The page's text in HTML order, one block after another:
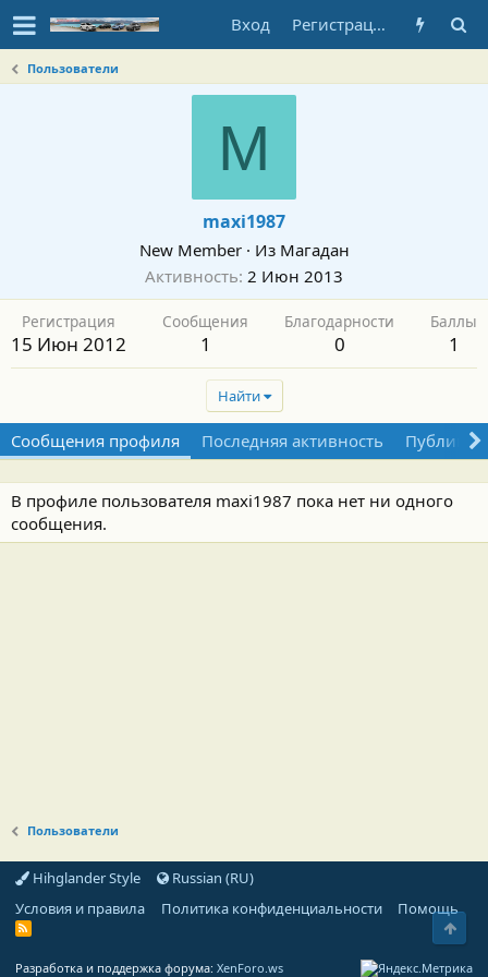
Вход Регистрация
Пользователи
M
maxi1987
New Member · Из Магадан
Активность 2 Июн 2013
Регистрация
15 Июн 2012
Сообщения
1
Благодарности
0
Баллы
1
Найти
Сообщения профиля Последняя активность
В профиле пользователя maxi1987 пока нет ни одного
сообщения.
Пользователи
Hihglander Style
Russian (RU)
Условия и правила
Политика конфиденциальности Помощь
R
Разработка и поддержка форума: XenForo.ws